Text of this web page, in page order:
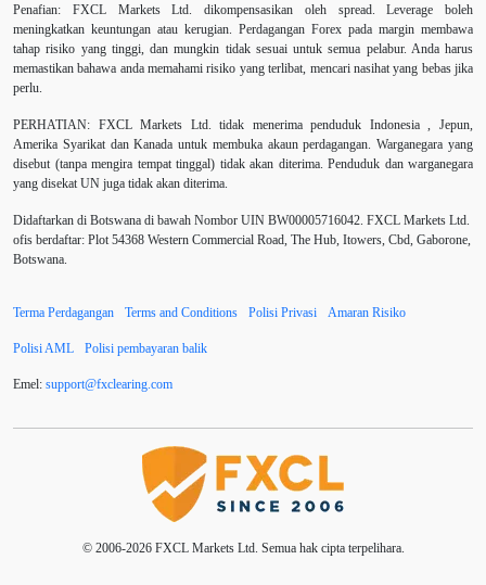
Analisis teknikal Android Arah menaik
Asian session Australia Average True Range
Berhenti Kerugian Berhenti Rugi Berita Forex
Buy Limit Buy Stop CAD CHF
Chinese Yuan
Donald Trump
Donald Trump Twitter EA EA Agresif
EA tester ECB ECN ECN Copytrade
Penafian: FXCL Markets Ltd. dikompensasikan oleh spread. Leverage boleh
meningkatkan keuntungan atau kerugian. Perdagangan Forex pada margin membawa
tahap risiko yang tinggi, dan mungkin tidak sesuai untuk semua pelabur. Anda harus
memastikan bahawa anda memahami risiko yang terlibat, mencari nasihat yang bebas jika
perlu.
PERHATIAN: FXCL Markets Ltd. tidak menerima penduduk Indonesia , Jepun,
Amerika Syarikat dan Kanada untuk membuka akaun perdagangan. Warganegara yang
disebut (tanpa mengira tempat tinggal) tidak akan diterima. Penduduk dan warganegara
yang disekat UN juga tidak akan diterima.
Didaftarkan di Botswana di bawah Nombor UIN BW00005716042. FXCL Markets Ltd.
ofis berdaftar: Plot 54368 Western Commercial Road, The Hub, Itowers, Cbd, Gaborone,
Botswana.
Terma Perdagangan Terms and Conditions Polisi Privasi Amaran Risiko
Polisi AML Polisi pembayaran balik
Emel: support@fxclearing com
© 2006-2026 FXCL Markets Ltd. Semua hak cipta terpelihara.